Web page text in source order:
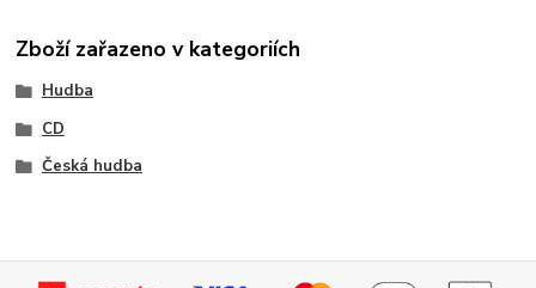
Zboží zařazeno v kategoriích
Hudba
CD
Česká hudba